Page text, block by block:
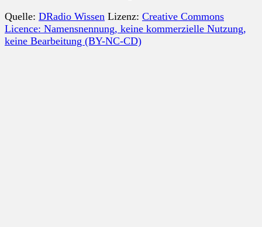
Quelle: DRadio Wissen Lizenz: Creative Commons
Licence: Namensnennung, keine kommerzielle Nutzung,
keine Bearbeitung (BY-NC-CD)